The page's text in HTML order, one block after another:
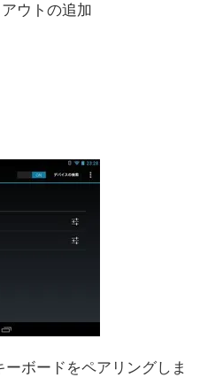
ウトの追加
ボードをペアリングしま